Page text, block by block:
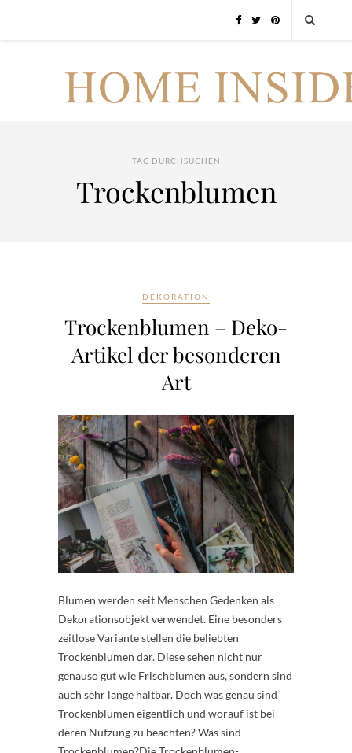
TAG DURCHSUCHEN
Trockenblumen
DEKORATION
Trockenblumen – Deko-
Artikel der besonderen
Art
Blumen werden seit Menschen Gedenken als
Dekorationsobjekt verwendet. Eine besonders
zeitlose Variante stellen die beliebten
Trockenblumen dar. Diese sehen nicht nur
genauso gut wie Frischblumen aus, sondern sind
auch sehr lange haltbar. Doch was genau sind
Trockenblumen eigentlich und worauf ist bei
deren Nutzung zu beachten? Was sind